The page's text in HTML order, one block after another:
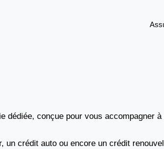
conçue pour vous accompagner
crédit auto ou encore un crédit